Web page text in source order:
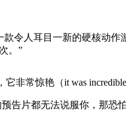
令人耳目一新的硬核动
。”
非常惊艳（it was incredible
告片都无法说服你，那恐